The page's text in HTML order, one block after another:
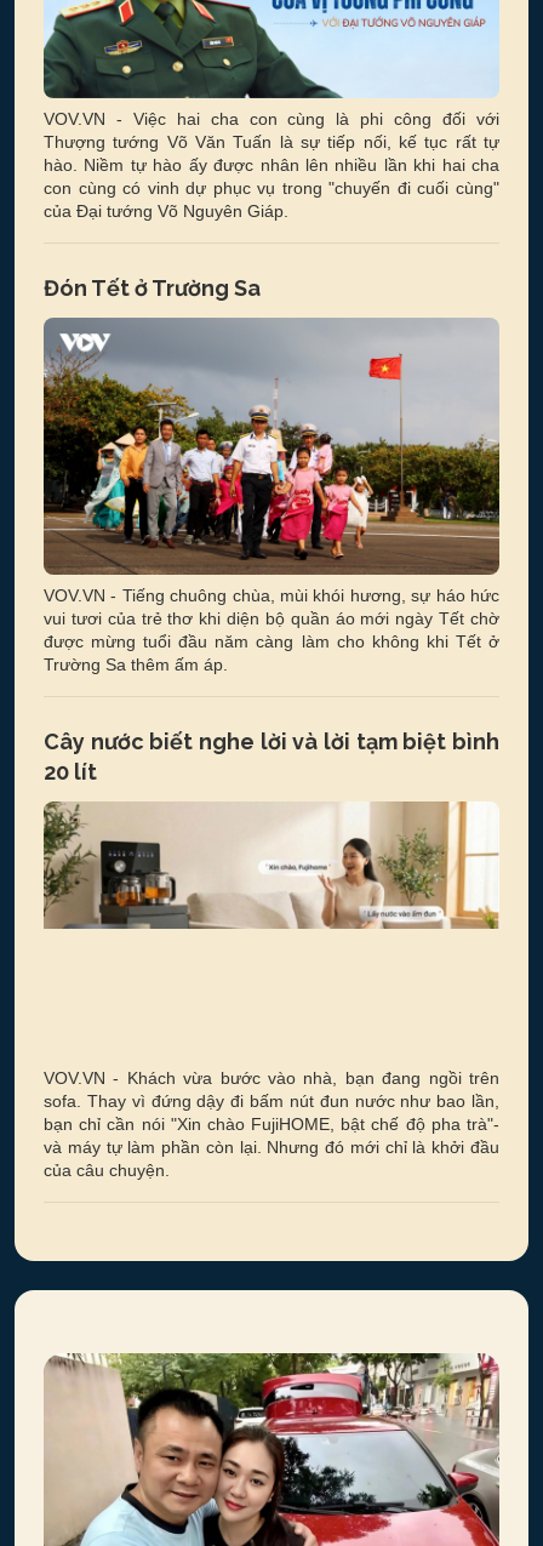
VOV.VN - Việc hai cha con cùng là phi công đối với
Thượng tướng Võ Văn Tuấn là sự tiếp nối, kế tục rất tự
hào. Niềm tự hào ấy được nhân lên nhiều lần khi hai cha
con cùng có vinh dự phục vụ trong "chuyến đi cuối cùng"
của Đại tướng Võ Nguyên Giáp.
Đón Tết ở Trường Sa
VOV.VN - Tiếng chuông chùa, mùi khói hương, sự háo hức
vui tươi của trẻ thơ khi diện bộ quần áo mới ngày Tết chờ
được mừng tuổi đầu năm càng làm cho không khi Tết ở
Trường Sa thêm ấm áp.
Cây nước biết nghe lời và lời tạm biệt bình
20 lít
VOV.VN - Khách vừa bước vào nhà, bạn đang ngồi trên
sofa. Thay vì đứng dậy đi bấm nút đun nước như bao lần,
bạn chỉ cần nói "Xin chào FujiHOME, bật chế độ pha trà"-
và máy tự làm phần còn lại. Nhưng đó mới chỉ là khởi đầu
của câu chuyện.